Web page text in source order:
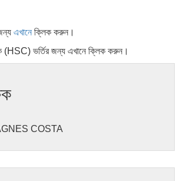
এখানে ক্লিক করুন।
(HSC) ভর্তির জন্য এখানে ক্লিক করুন।
COSTA